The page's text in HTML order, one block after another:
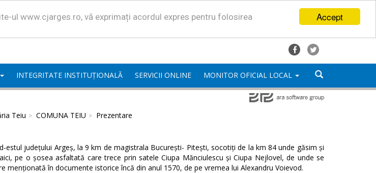
Accept
ul www.cjarges.ro, vă exprimați acordul expres pentru folosirea
INTEGRITATE INSTITUȚIONALĂ SERVICII ONLINE MONITOR OFICIAL LOCAL
Teiu COMUNA TEIU Prezentare
estul județului Argeș, la 9 km de magistrala București- Pitești, socotiți de la km 84 unde găsim și
pe o șosea asfaltată care trece prin satele Ciupa Mănciulescu și Ciupa Nejlovel, de unde se
menționată în documente istorice încă din anul 1570, de pe vremea lui Alexandru Voievod.